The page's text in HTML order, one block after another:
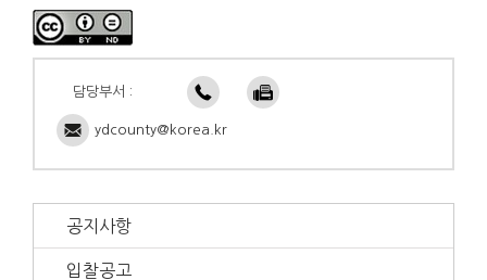
담당부서 :
ydcounty@korea.kr
공지사항
입찰공고